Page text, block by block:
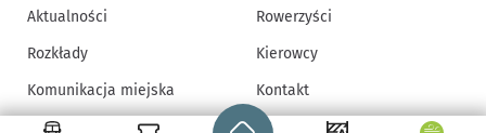
Strona główna - wroclaw.pl
Aktualności
Rozkłady
Komunikacja miejska
Zmiany w komunikacji
Rowerzyści
Kierowcy
Kontakt
Mapa strony